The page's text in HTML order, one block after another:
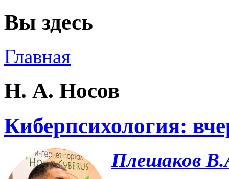
Вы здесь
Главная
Н. А. Носов
Киберпсихология:
Плешаков